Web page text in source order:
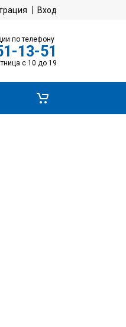
Вход
по телефону
13-51
с 10 до 19